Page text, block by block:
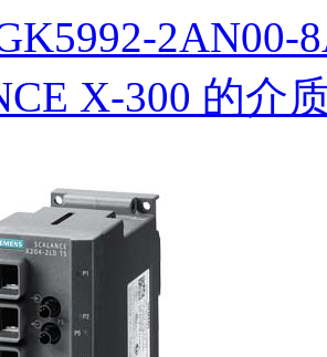
2AN00-
X-300 的介